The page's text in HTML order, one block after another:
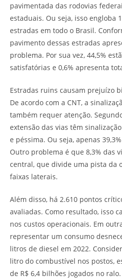
pavimentada das rodovias
estaduais. Ou seja, isso engloba
estradas em todo o Brasil.
pavimento dessas estradas
problema. Por sua vez, 44,5%
satisfatórias e 0,6% apresenta
Estradas ruins causam prejuízo
De acordo com a CNT, a
também requer atenção.
extensão das vias têm
e péssima. Ou seja, apenas
Outro problema é que 8,3% das
central, que divide uma pista da
faixas laterais.
Além disso, há 2.610 pontos
avaliadas. Como resultado, isso
nos custos operacionais. Em
representar um consumo
litros de diesel em 2022.
litro do combustível nos postos,
de R$ 6,4 bilhões jogados no ralo.